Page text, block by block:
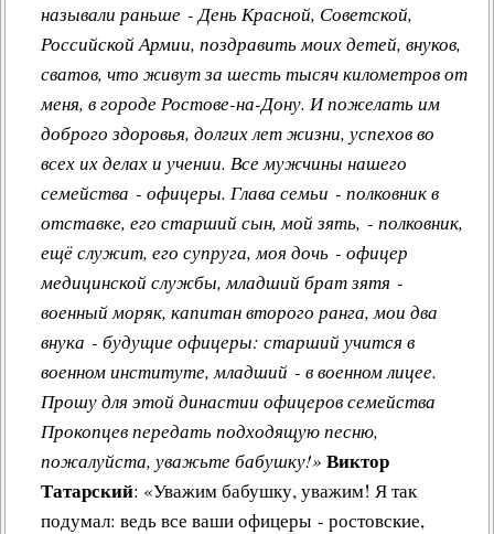
называли раньше - День Красной, Советской,
Российской Армии, поздравить моих детей, внуков,
сватов, что живут за шесть тысяч километров от
меня, в городе Ростове-на-Дону. И пожелать им
доброго здоровья, долгих лет жизни, успехов во
всех их делах и учении. Все мужчины нашего
семейства - офицеры. Глава семьи - полковник в
отставке, его старший сын, мой зять, - полковник,
ещё служит, его супруга, моя дочь - офицер
медицинской службы, младший брат зятя -
военный моряк, капитан второго ранга, мои два
внука - будущие офицеры: старший учится в
военном институте, младший - в военном лицее.
Прошу для этой династии офицеров семейства
Прокопцев передать подходящую песню,
пожалуйста, уважьте бабушку!» Виктор
Татарский: «Уважим бабушку, уважим! Я так
подумал: ведь все ваши офицеры - ростовские,